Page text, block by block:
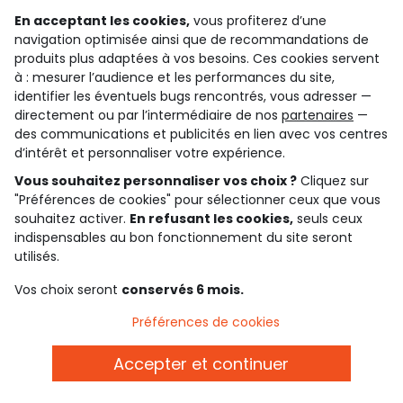
paiement sécurisé
par cb, paypal ou carte cadeau
Gardez le contact avec Tape à l’Oeil, inscrivez-
vous à la newsletter !
Je m'inscris
Rejoignez la communauté !
Basé sur 7 339 avis soumis à un contrôle
Voir l’attestation de confiance
Consulter les CGU
Téléchargez notre application
En acceptant les cookies, vous profiterez d’une
navigation optimisée ainsi que de recommandations de
produits plus adaptées à vos besoins. Ces cookies servent
à : mesurer l’audience et les performances du site,
identifier les éventuels bugs rencontrés, vous adresser —
directement ou par l’intermédiaire de nos partenaires —
des communications et publicités en lien avec vos centres
d’intérêt et personnaliser votre expérience.
Vous souhaitez personnaliser vos choix ? Cliquez sur
"Préférences de cookies" pour sélectionner ceux que vous
souhaitez activer. En refusant les cookies, seuls ceux
indispensables au bon fonctionnement du site seront
utilisés.
Vos choix seront conservés 6 mois.
Préférences de cookies
Accepter et continuer